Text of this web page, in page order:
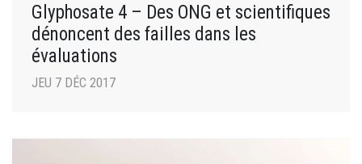
Glyphosate 4 – Des ONG et scientifiques
dénoncent des failles dans les
évaluations
JEU 7 DÉC 2017